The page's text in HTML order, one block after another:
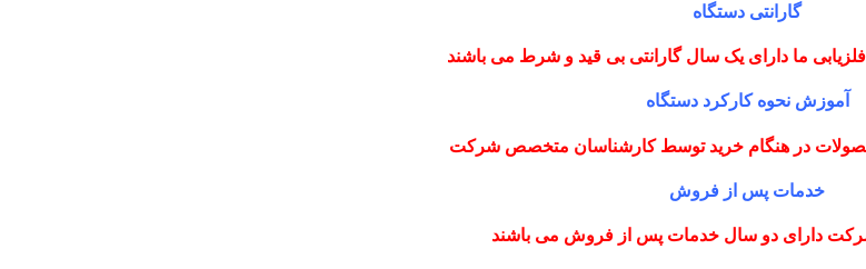
گارانتی دستگاه
ما دارای یک سال گارانتی بی قید و شرط می باشند
آموزش نحوه کارکرد دستگاه
در هنگام خرید توسط کارشناسان متخصص شرکت
خدمات پس از فروش
دارای دو سال خدمات پس از فروش می باشند